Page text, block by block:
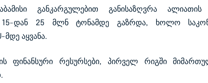
განკარგულებით განისაზღვრა
15-დან 25 მლნ ტონამდე გაზრდა, ხოლო
აყვანა.
ფინანსური რესურსები, პირველ რიგში